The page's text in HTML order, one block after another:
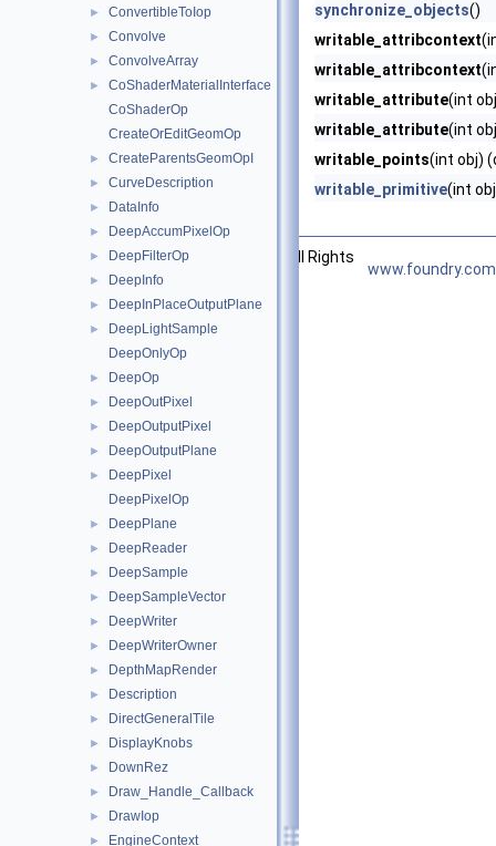
► ConvertibleToIop
► Convolve
► ConvolveArray
►
CoShaderMaterialInterface
CoShaderOp
CreateOrEditGeomOp
► CreateParentsGeomOpI
► CurveDescription
► DataInfo
► DeepAccumPixelOp
► DeepFilterOp
► DeepInfo
► DeepInPlaceOutputPlane
►
DeepLightSample
DeepOnlyOp
► DeepOp
► DeepOutPixel
► DeepOutputPixel
► DeepOutputPlane
►
DeepPixel
DeepPixelOp
► DeepPlane
► DeepReader
► DeepSample
► DeepSampleVector
► DeepWriter
► DeepWriterOwner
► DepthMapRender
► Description
► DirectGeneralTile
► DisplayKnobs
► DownRez
► Draw_Handle_Callback
► DrawIop
► EngineContext
synchronize_objects()
writable_attribcontext
writable_attribcontext
writable_attribute(int
writable_attribute(int
writable_points(int obj)
writable_primitive(int
©2026 The Foundry Visionmongers, Ltd. All Rights
www.foundry.com